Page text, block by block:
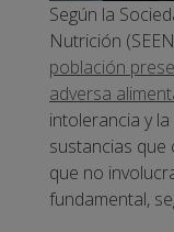
Según la
Nutrición
población
adversa
intolerancia y
sustancias que
que no
fundamental,